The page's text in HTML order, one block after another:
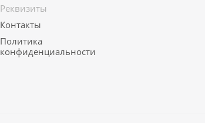
Реквизиты
Контакты
Политика
конфиденциальности